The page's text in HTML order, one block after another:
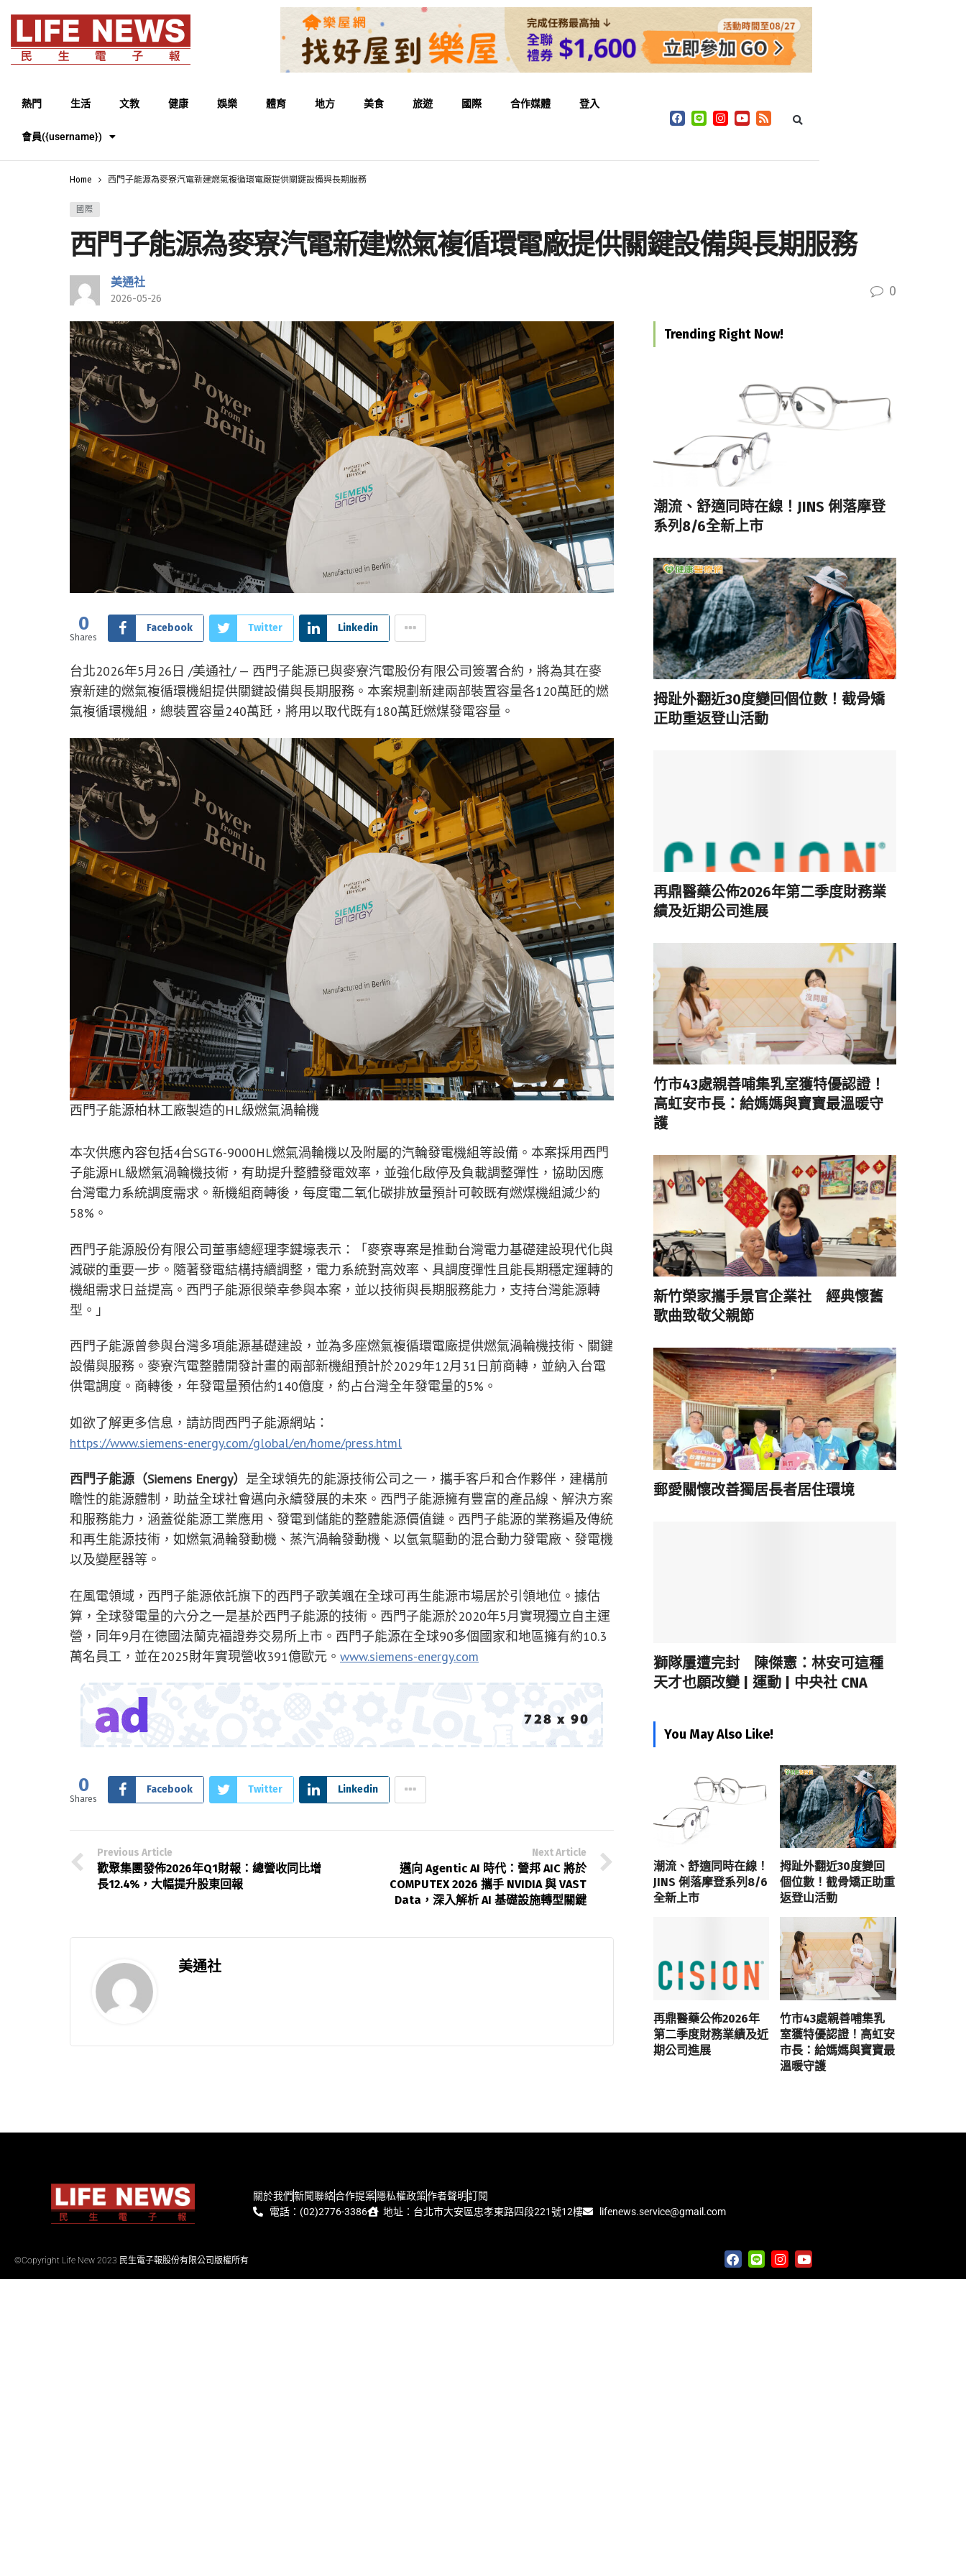
熱門 生活 文教 健康 娛樂 體育 地方 美食 旅遊 國際 合作媒體 登入
會員({username})
Home 西門子能源為麥寮汽電新建燃氣複循環電廠提供關鍵設備與長期服務
國際
西門子能源為麥寮汽電新建燃氣複循環電廠提供關鍵設備與長期服務
美通社
2026-05-26 0
0
Shares
Facebook Twitter Linkedin
台北2026年5月26日 /美通社/ — 西門子能源已與麥寮汽電股份有限公司簽署合約，將為其在麥
寮新建的燃氣複循環機組提供關鍵設備與長期服務。本案規劃新建兩部裝置容量各120萬瓩的燃
氣複循環機組，總裝置容量240萬瓩，將用以取代既有180萬瓩燃煤發電容量。
西門子能源柏林工廠製造的HL級燃氣渦輪機
本次供應內容包括4台SGT6-9000HL燃氣渦輪機以及附屬的汽輪發電機組等設備。本案採用西門
子能源HL級燃氣渦輪機技術，有助提升整體發電效率，並強化啟停及負載調整彈性，協助因應
台灣電力系統調度需求。新機組商轉後，每度電二氧化碳排放量預計可較既有燃煤機組減少約
58%。
西門子能源股份有限公司董事總經理李鍵壕表示：「麥寮專案是推動台灣電力基礎建設現代化與
減碳的重要一步。隨著發電結構持續調整，電力系統對高效率、具調度彈性且能長期穩定運轉的
機組需求日益提高。西門子能源很榮幸參與本案，並以技術與長期服務能力，支持台灣能源轉
型。」
西門子能源曾參與台灣多項能源基礎建設，並為多座燃氣複循環電廠提供燃氣渦輪機技術、關鍵
設備與服務。麥寮汽電整體開發計畫的兩部新機組預計於2029年12月31日前商轉，並納入台電
供電調度。商轉後，年發電量預估約140億度，約占台灣全年發電量的5%。
如欲了解更多信息，請訪問西門子能源網站：
https://www.siemens-energy.com/global/en/home/press.html
西門子能源（Siemens Energy） 是全球領先的能源技術公司之一，攜手客戶和合作夥伴，建構前
瞻性的能源體制，助益全球社會邁向永續發展的未來。西門子能源擁有豐富的產品線、解決方案
和服務能力，涵蓋從能源工業應用、發電到儲能的整體能源價值鏈。西門子能源的業務遍及傳統
和再生能源技術，如燃氣渦輪發動機、蒸汽渦輪發動機、以氫氣驅動的混合動力發電廠、發電機
以及變壓器等。
在風電領域，西門子能源依託旗下的西門子歌美颯在全球可再生能源市場居於引領地位。據估
算，全球發電量的六分之一是基於西門子能源的技術。西門子能源於2020年5月實現獨立自主運
營，同年9月在德國法蘭克福證券交易所上市。西門子能源在全球90多個國家和地區擁有約10.3
萬名員工，並在2025財年實現營收391億歐元。 www.siemens-energy.com
0
Shares
Facebook Twitter Linkedin
Previous Article
歡聚集團發佈2026年Q1財報：總營收同比增
長12.4%，大幅提升股東回報
Next Article
邁向 Agentic AI 時代：營邦 AIC 將於
COMPUTEX 2026 攜手 NVIDIA 與 VAST
Data，深入解析 AI 基礎設施轉型關鍵
美通社
Trending Right Now!
潮流、舒適同時在線！JINS 俐落摩登
系列8/6全新上市
拇趾外翻近30度變回個位數！截骨矯
正助重返登山活動
再鼎醫藥公佈2026年第二季度財務業
績及近期公司進展
竹市43處親善哺集乳室獲特優認證！
高虹安市長：給媽媽與寶寶最溫暖守
護
新竹榮家攜手景官企業社 經典懷舊
歌曲致敬父親節
郵愛關懷改善獨居長者居住環境
獅隊屢遭完封 陳傑憲：林安可這種
天才也願改變 | 運動 | 中央社 CNA
You May Also Like!
潮流、舒適同時在線！
JINS 俐落摩登系列8/6
全新上市
拇趾外翻近30度變回
個位數！截骨矯正助重
返登山活動
再鼎醫藥公佈2026年
第二季度財務業績及近
期公司進展
竹市43處親善哺集乳
室獲特優認證！高虹安
市長：給媽媽與寶寶最
溫暖守護
關於我們新聞聯絡合作提案隱私權政策作者聲明訂閱
電話：(02)2776-3386
地址：台北市大安區忠孝東路四段221號12樓 lifenews.service@gmail.com
©Copyright Life New 2023 民生電子報股份有限公司版權所有